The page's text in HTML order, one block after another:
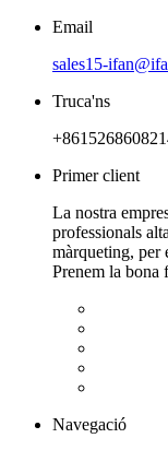
Email
sales15-
Truca'ns
Primer client
La nostra
professionals
màrqueting, per
Prenem la bona
Navegació